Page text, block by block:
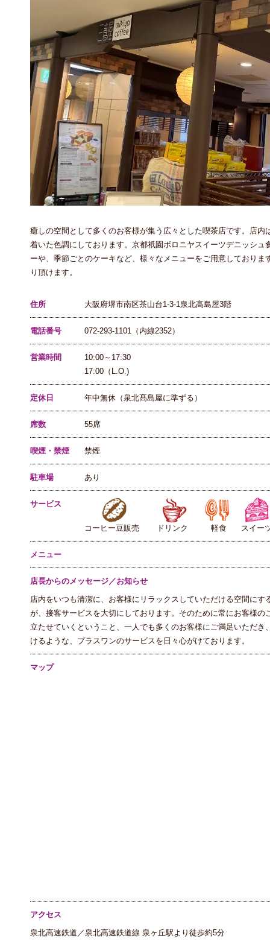
癒しの空間として多くのお客様が集う広々とした喫茶店です。店
着いた色調にしております。京都祇園ボロニヤスイーツデニッシ
ーや、季節ごとのケーキなど、様々なメニューをご用意しており
り頂けます。
住所 大阪府堺市南区茶山台1-3-1泉北髙島屋3階
電話番号 072-293-1101（内線2352）
営業時間
10:00～17:30
17:00（L.O.)
定休日 年中無休（泉北髙島屋に準ずる）
席数 55席
喫煙・禁煙 禁煙
駐車場 あり
サービス
コーヒー豆販売 ドリンク 軽食 スイー
メニュー
店長からのメッセージ／お知らせ
店内をいつも清潔に、お客様にリラックスしていただける空間に
が、接客サービスを大切にしております。そのために常にお客様
立たせていくということ、一人でも多くのお客様にご満足いただ
けるような、プラスワンのサービスを日々心がけております。
マップ
アクセス
泉北高速鉄道／泉北高速鉄道線 泉ヶ丘駅より徒歩約5分